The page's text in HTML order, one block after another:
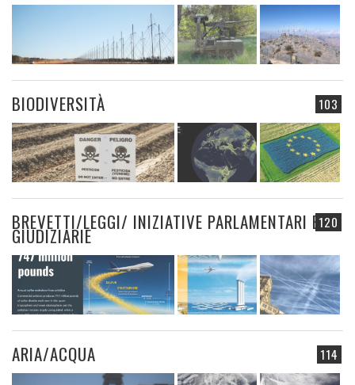
103
BIODIVERSITÀ
120
BREVETTI/LEGGI/ INIZIATIVE PARLAMENTARI E
GIUDIZIARIE
114
ARIA/ACQUA